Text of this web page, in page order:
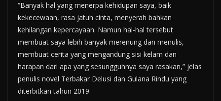
“Banyak hal yang menerpa kehidupan saya, baik
kekecewaan, rasa jatuh cinta, menyerah bahkan
kehilangan kepercayaan. Namun hal-hal tersebut
membuat saya lebih banyak merenung dan menulis,
membuat cerita yang mengandung sisi kelam dan
harapan dari apa yang sesungguhnya saya rasakan,” jelas
penulis novel Terbakar Delusi dan Gulana Rindu yang
diterbitkan tahun 2019.